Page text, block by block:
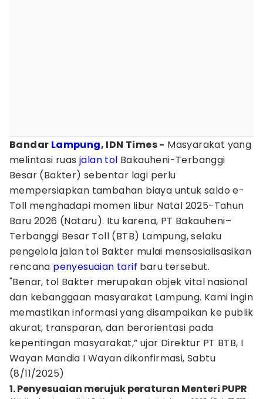
Bandar Lampung, IDN Times - Masyarakat yang
melintasi ruasjalan tol Bakauheni-Terbanggi
Besar (Bakter) sebentar lagi perlu
mempersiapkan tambahan biaya untuk saldo e-
Toll menghadapi momen libur Natal 2025-Tahun
Baru 2026 (Nataru). Itu karena, PT Bakauheni–
Terbanggi Besar Toll (BTB) Lampung, selaku
pengelola jalan tol Bakter mulai mensosialisasikan
rencana penyesuaian tarif baru tersebut.
"Benar, tol Bakter merupakan objek vital nasional
dan kebanggaan masyarakat Lampung. Kami ingin
memastikan informasi yang disampaikan ke publik
akurat, transparan, dan berorientasi pada
kepentingan masyarakat,” ujar Direktur PT BTB, I
Wayan Mandia I Wayan dikonfirmasi, Sabtu
(8/11/2025)
1. Penyesuaian merujuk peraturan Menteri PUPR